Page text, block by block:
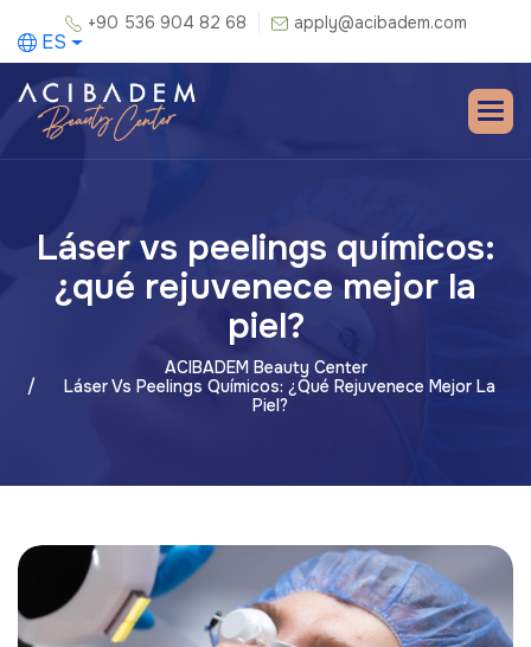
+90 536 904 82 68 apply@acibadem.com
ES
Láser vs peelings químicos:
¿qué rejuvenece mejor la
piel?
ACIBADEM Beauty Center
Láser Vs Peelings Químicos: ¿qué Rejuvenece Mejor La
Piel?